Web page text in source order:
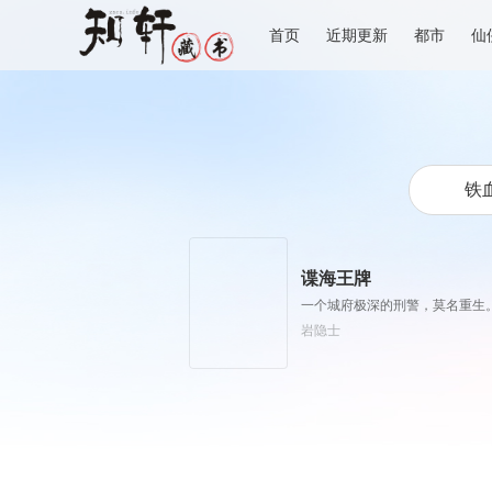
首页 近期更新 都市 仙
谍海王牌
一个城府极深的刑警，莫名重生
岩隐士